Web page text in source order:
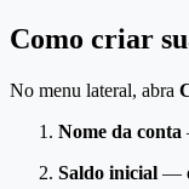
Como criar
No menu lateral, abra
Nome da conta
Saldo inicial —